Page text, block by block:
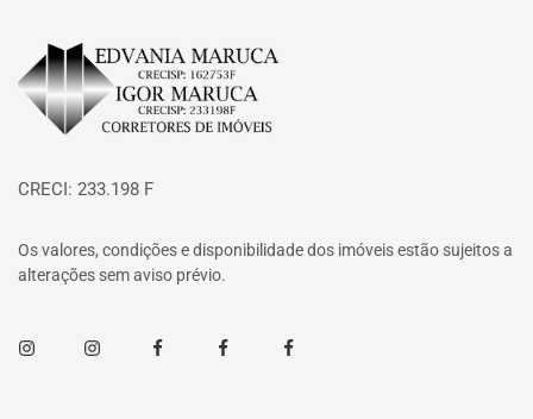
Página inicial
CRECI: 233.198 F
Os valores, condições e disponibilidade dos imóveis estão sujeitos a
alterações sem aviso prévio.
InstagramInstagramFacebookFacebookFacebook